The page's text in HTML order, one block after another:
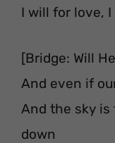
I will for love,
[Bridge: Will
And even if
And the sky
down